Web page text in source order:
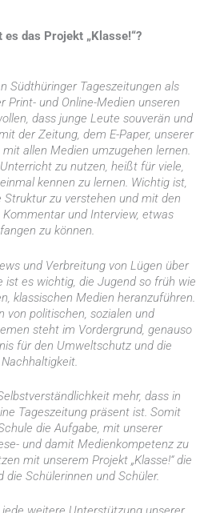
es das Projekt „Klasse!“?
Südthüringer Tageszeitungen als
Print- und Online-Medien unseren
dass junge Leute souverän und
der Zeitung, dem E-Paper, unserer
allen Medien umzugehen lernen.
zu nutzen, heißt für viele,
kennen zu lernen. Wichtig ist,
Struktur zu verstehen und mit den
Kommentar und Interview, etwas
zu können.
und Verbreitung von Lügen über
ist es wichtig, die Jugend so früh wie
klassischen Medien heranzuführen.
von politischen, sozialen und
steht im Vordergrund, genauso
für den Umweltschutz und die
Nachhaltigkeit.
mehr, dass in
Tageszeitung präsent ist. Somit
die Aufgabe, mit unserer
und damit Medienkompetenz zu
mit unserem Projekt „Klasse!“ die
die Schülerinnen und Schüler.